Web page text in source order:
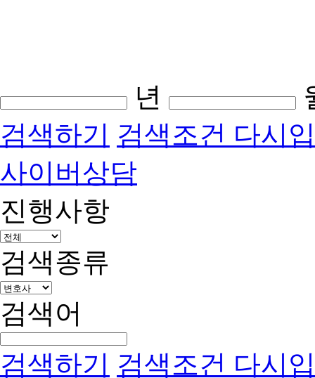
년
검색하기 검색조건 다시
사이버상담
진행사항
검색종류
검색어
검색하기 검색조건 다시